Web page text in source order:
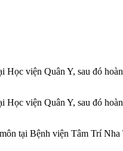
viện Quân Y, sau đó
viện Quân Y, sau đó
tại Bệnh viện Tâm Trí